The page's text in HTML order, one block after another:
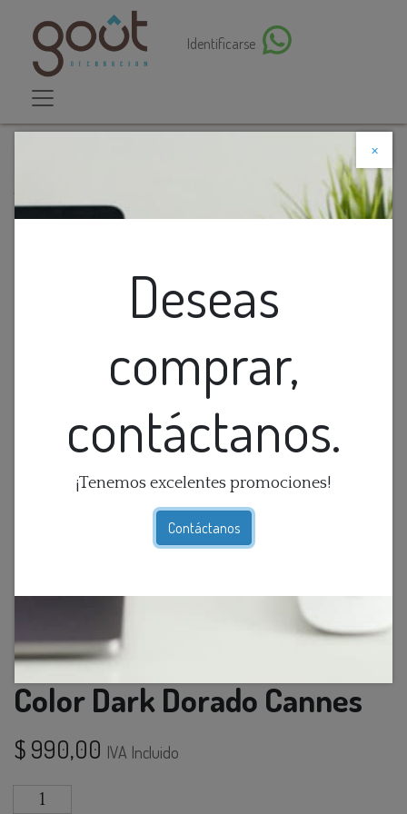
Identificarse
×
Deseas
comprar,
contáctanos.
¡Tenemos excelentes promociones!
Contáctanos
Descuento web
Alfombra (2.44X3.35)M Color Dark Dorado Cannes
Alfombra (2.44X3.35)M
Color Dark Dorado Cannes
$ 990,00 IVA Incluido